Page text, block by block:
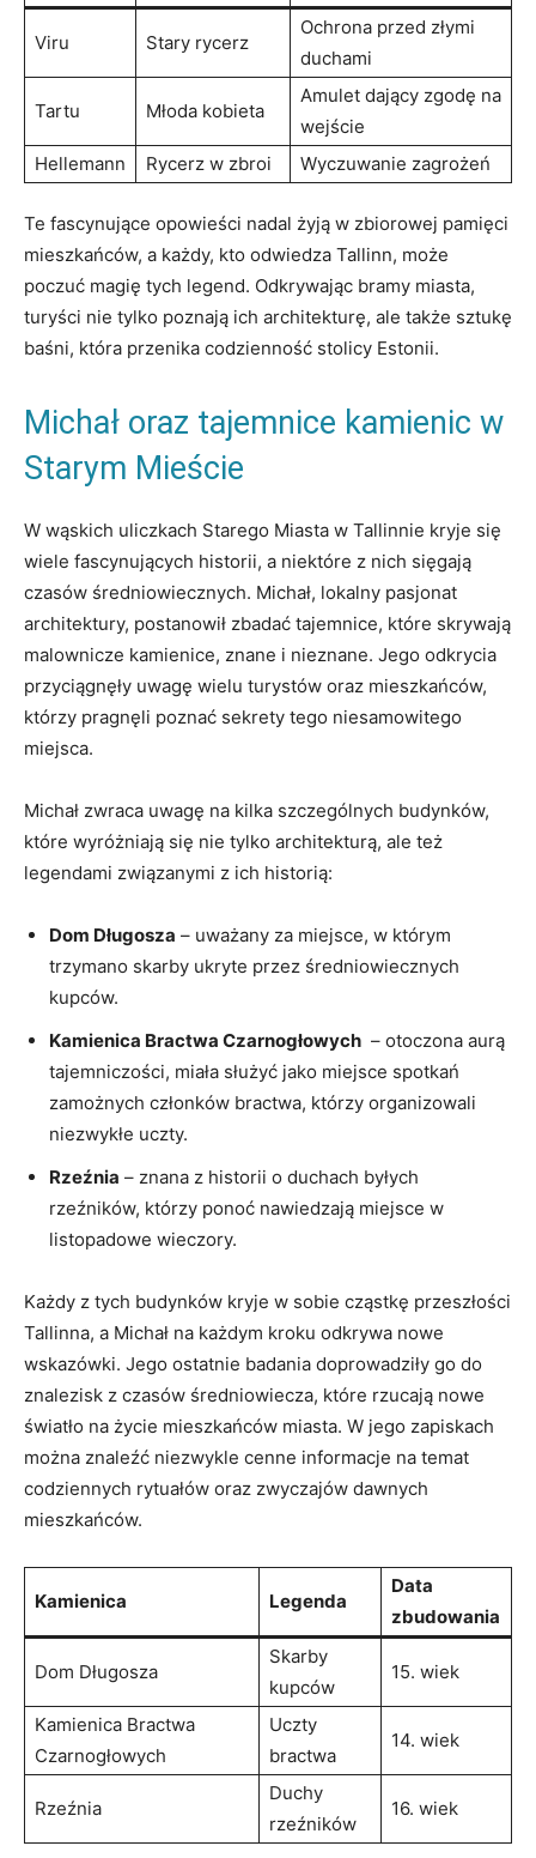
Viru Stary rycerz
Ochrona przed złymi
duchami
Tartu Młoda kobieta
Amulet⁤ dający zgodę na⁣
wejście
Hellemann
Rycerz w⁤ zbroi Wyczuwanie zagrożeń
Te fascynujące opowieści⁣ nadal ⁤żyją w zbiorowej‍ pamięci
mieszkańców, a każdy, kto odwiedza Tallinn, może
poczuć ⁢magię‍ tych​ legend. Odkrywając bramy miasta,
turyści nie‍ tylko‌ poznają ich architekturę, ale‌ także sztukę⁢
baśni, która przenika codzienność stolicy Estonii.
Michał oraz tajemnice kamienic w
‍Starym ⁢Mieście
W ⁣wąskich uliczkach Starego⁢ Miasta w Tallinnie kryje ⁢się
‍wiele fascynujących historii, a niektóre z nich sięgają
czasów średniowiecznych. Michał, lokalny pasjonat
architektury, ‌postanowił zbadać tajemnice, które ‍skrywają
malownicze kamienice, znane i nieznane. Jego odkrycia
⁢przyciągnęły uwagę wielu turystów oraz mieszkańców,
którzy pragnęli poznać sekrety tego​ niesamowitego
miejsca.
Michał ⁣zwraca uwagę na kilka szczególnych budynków,
które wyróżniają się nie tylko architekturą, ⁢ale też
legendami związanymi z ich historią:
Dom Długosza – uważany za ⁢miejsce, w którym⁤
trzymano‍ skarby ukryte przez średniowiecznych
kupców.
Kamienica Bractwa Czarnogłowych ​ – otoczona aurą
tajemniczości, miała służyć jako miejsce spotkań
zamożnych członków bractwa,‌ którzy organizowali
niezwykłe uczty.
Rzeźnia – znana z⁢ historii o ⁢duchach ⁣byłych
rzeźników, którzy ponoć⁤ nawiedzają miejsce w
listopadowe wieczory.
Każdy z tych​ budynków kryje w sobie cząstkę przeszłości
Tallinna,⁤ a ⁤Michał na każdym kroku odkrywa nowe
wskazówki. Jego ⁢ostatnie badania doprowadziły go do
⁤znalezisk z czasów‍ średniowiecza, które rzucają nowe‍
światło ‌na życie mieszkańców miasta. W jego zapiskach
można znaleźć niezwykle⁣ cenne informacje​ na temat⁤
codziennych rytuałów oraz zwyczajów dawnych
mieszkańców.
Kamienica Legenda
Data
zbudowania
Dom Długosza
Skarby
kupców
15. wiek
Kamienica Bractwa
Czarnogłowych
Uczty
bractwa
14. wiek
Rzeźnia
Duchy
⁣rzeźników
16. wiek